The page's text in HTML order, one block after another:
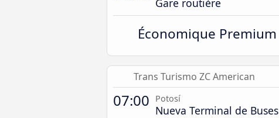
Gare routière
Économique Premium
Trans Turismo ZC American
07:00 Potosí
Nueva Terminal de Buses